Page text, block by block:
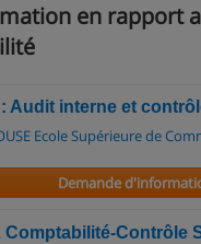
en rapport
: Audit interne et
Ecole Supérieure de
Demande
Comptabilité-Contrôle